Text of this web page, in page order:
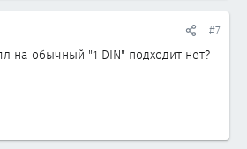
#7
на обычный "1 DIN" подходит нет?